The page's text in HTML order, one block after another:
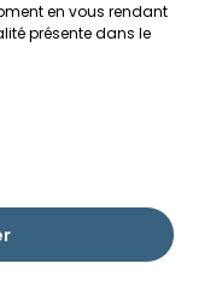
en vous rendant
présente dans le